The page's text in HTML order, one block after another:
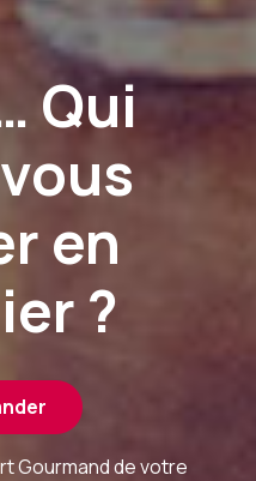
Qui
en
?
Gourmand de votre